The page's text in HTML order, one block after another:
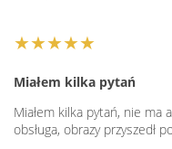
★★★★★
Miałem kilka pytań
Miałem kilka pytań, nie ma
obsługa, obrazy przyszedł